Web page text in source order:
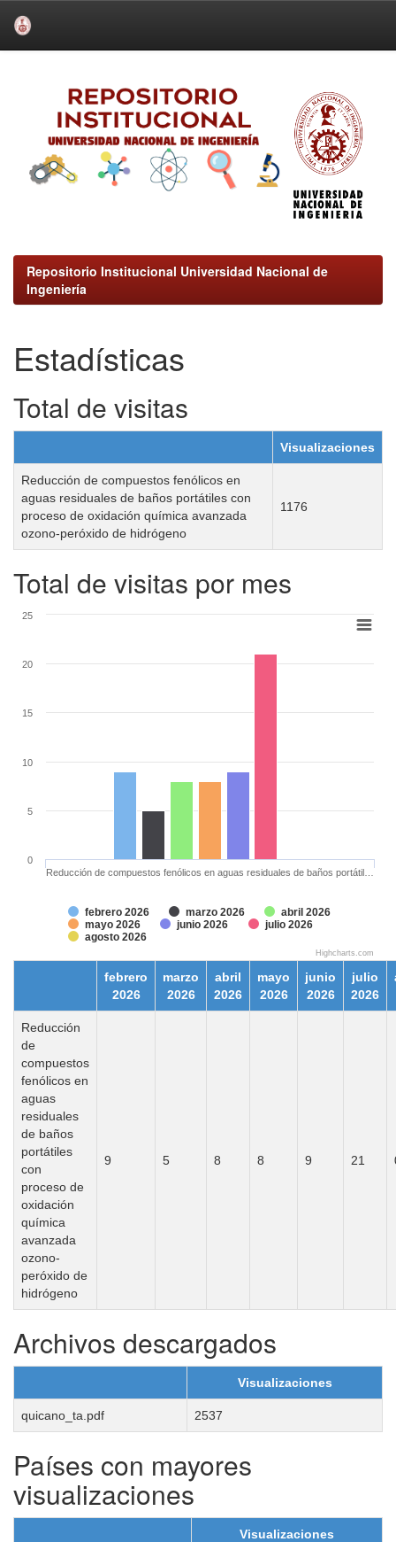
Repositorio Institucional Universidad Nacional de
Ingeniería
Estadísticas
Total de visitas
Visualizaciones
Reducción de compuestos fenólicos en
aguas residuales de baños portátiles con
proceso de oxidación química avanzada
ozono-peróxido de hidrógeno
1176
Total de visitas por mes
febrero 2026 marzo 2026
abril 2026
mayo 2026
junio 2026
julio 2026
agosto 2026
Reducción de compuestos fenólicos en aguas residuales de baños portátil…
0
5
10
15
20
25
Highcharts.com
febrero
2026
marzo
2026
abril
2026
mayo
2026
junio
2026
julio
2026
Reducción
de
compuestos
fenólicos en
aguas
residuales
de baños
portátiles
con
proceso de
oxidación
química
avanzada
ozono-
peróxido de
hidrógeno
9 5 8 8 9 21
Archivos descargados
Visualizaciones
quicano_ta.pdf 2537
Países con mayores
visualizaciones
Visualizaciones